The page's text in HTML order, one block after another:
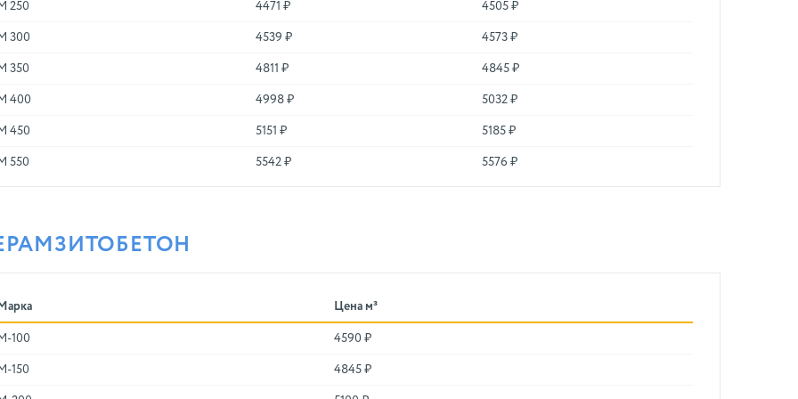
250 4471 ₽ 4505 ₽
300 4539 ₽ 4573 ₽
350 4811 ₽ 4845 ₽
400 4998 ₽ 5032 ₽
450 5151 ₽ 5185 ₽
550 5542 ₽ 5576 ₽
Цена м³
100 4590 ₽
150 4845 ₽